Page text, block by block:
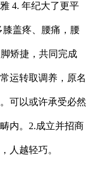
4. 年纪大了更平
膝盖疼、腰痛，腰
矫捷，共同完成
运转取调养，原名
可以或许承受必然
内。2.成立并招商
人越轻巧。